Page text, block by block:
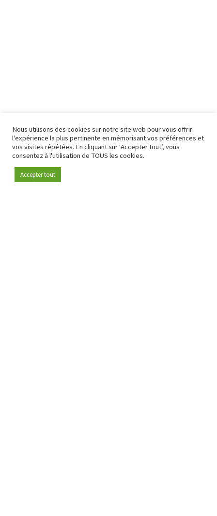
Devenez membre
Nous utilisons des cookies sur notre site web pour vous offrir
l'expérience la plus pertinente en mémorisant vos préférences et
vos visites répétées. En cliquant sur ‘Accepter tout’, vous
consentez à l'utilisation de TOUS les cookies.
Accepter tout